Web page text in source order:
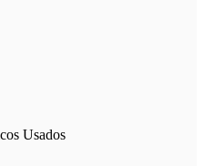
Usados